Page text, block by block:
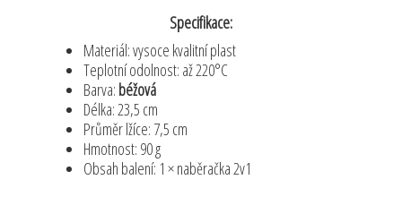
Specifikace:
Materiál: vysoce kvalitní plast
Teplotní odolnost: až 220°C
Barva: béžová
Délka: 23,5 cm
Průměr lžíce: 7,5 cm
Hmotnost: 90 g
Obsah balení: 1 × naběračka 2v1